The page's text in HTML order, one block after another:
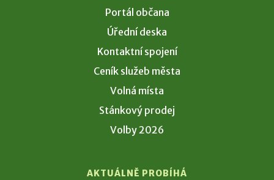
Portál občana
Úřední deska
Kontaktní spojení
Ceník služeb města
Volná místa
Stánkový prodej
Volby 2026
AKTUÁLNĚ PROBÍHÁ